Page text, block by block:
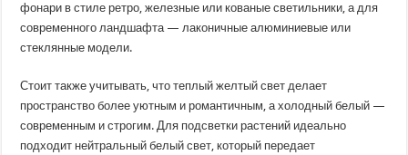
фонари в стиле ретро, железные или кованые светильники, а для
современного ландшафта — лаконичные алюминиевые или
стеклянные модели.
Стоит также учитывать, что теплый желтый свет делает
пространство более уютным и романтичным, а холодный белый —
современным и строгим. Для подсветки растений идеально
подходит нейтральный белый свет, который передает